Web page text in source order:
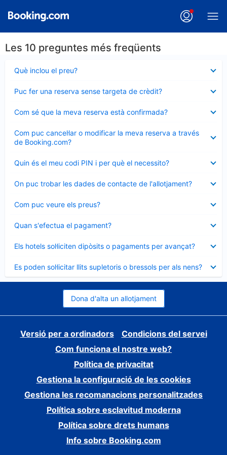
Les 10 preguntes més freqüents
Què inclou el preu?
tancat
Puc fer una reserva sense targeta de crèdit?
tancat
Com sé que la meva reserva està confirmada?
tancat
Com puc cancel·lar o modificar la meva reserva a través
de Booking.com?
tancat
Quin és el meu codi PIN i per què el necessito?
tancat
On puc trobar les dades de contacte de l'allotjament?
tancat
Com puc veure els preus?
tancat
Quan s'efectua el pagament?
tancat
Els hotels sol·liciten dipòsits o pagaments per avançat?
tancat
Es poden sol·licitar llits supletoris o bressols per als nens?
tancat
Dona d'alta un allotjament
Versió per a ordinadors
Condicions del servei
Com funciona el nostre web?
Política de privacitat
Gestiona la configuració de les cookies
Gestiona les recomanacions personalitzades
Política sobre esclavitud moderna
Política sobre drets humans
Info sobre Booking.com